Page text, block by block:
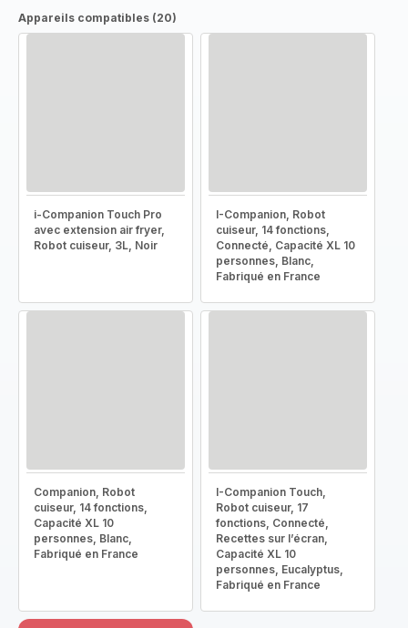
Appareils compatibles (20)
i-Companion Touch Pro
avec extension air fryer,
Robot cuiseur, 3L, Noir
I-Companion, Robot
cuiseur, 14 fonctions,
Connecté, Capacité XL 10
personnes, Blanc,
Fabriqué en France
Companion, Robot
cuiseur, 14 fonctions,
Capacité XL 10
personnes, Blanc,
Fabriqué en France
I-Companion Touch,
Robot cuiseur, 17
fonctions, Connecté,
Recettes sur l’écran,
Capacité XL 10
personnes, Eucalyptus,
Fabriqué en France